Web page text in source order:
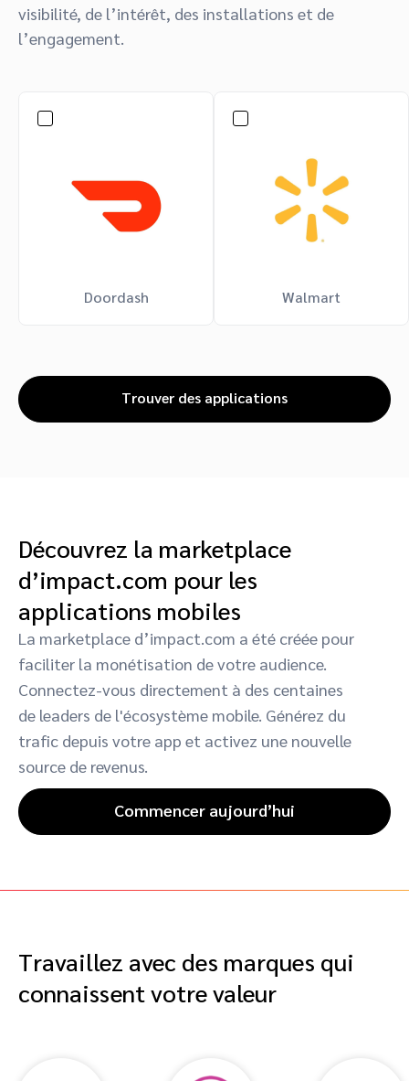
Services
visibilité, de l’intérêt, des installations et de
l’engagement.
Doordash Walmart
Trouver des applications
Découvrez la marketplace
d’impact.com pour les
applications mobiles
La marketplace d’impact.com a été créée pour
faciliter la monétisation de votre audience.
Connectez-vous directement à des centaines
de leaders de l'écosystème mobile. Générez du
trafic depuis votre app et activez une nouvelle
source de revenus.
Commencer aujourd’hui
Travaillez avec des marques qui
connaissent votre valeur